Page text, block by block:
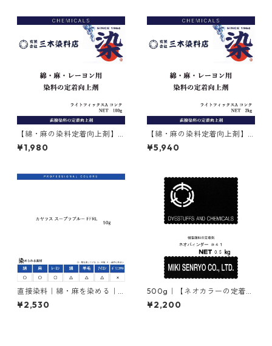
【綿・麻の染料定着向上剤】
｜100g｜ライトフィックスA
コンク
¥1,980
【綿・麻の染料定着向上剤】
｜2kg｜ライトフィックスAコ
ンク
¥5,940
直接染料｜綿・麻を染める｜5
0g｜カヤラス スープラブルー
FFRL（青色）
¥2,530
500g｜【ネオカラーの定着
剤】｜ネオバィンダー#41（樹
脂顔料の定着剤）
¥2,200